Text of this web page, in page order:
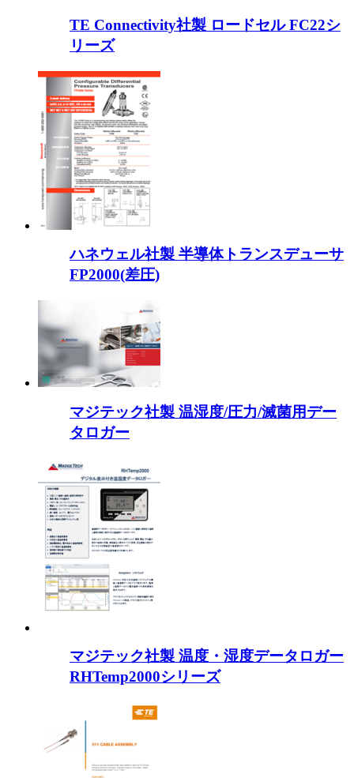
TE Connectivity社製 ロードセル FC22シ
リーズ
ハネウェル社製 半導体トランスデューサ
FP2000(差圧)
マジテック社製 温湿度/圧力/滅菌用デー
タロガー
マジテック社製 温度・湿度データロガー
RHTemp2000シリーズ